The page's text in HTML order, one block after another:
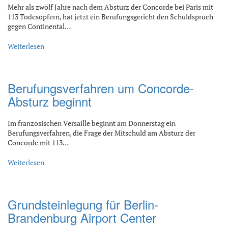
Mehr als zwölf Jahre nach dem Absturz der Concorde bei Paris mit
113 Todesopfern, hat jetzt ein Berufungsgericht den Schuldspruch
gegen Continental…
Weiterlesen
Berufungsverfahren um Concorde-
Absturz beginnt
Im französischen Versaille beginnt am Donnerstag ein
Berufungsverfahren, die Frage der Mitschuld am Absturz der
Concorde mit 113…
Weiterlesen
Grundsteinlegung für Berlin-
Brandenburg Airport Center